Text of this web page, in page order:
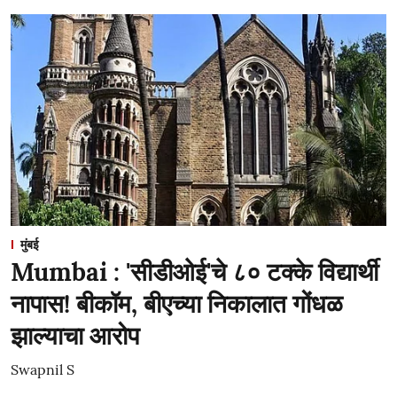
मुंबई
Mumbai : 'सीडीओई'चे ८० टक्के विद्यार्थी
नापास! बीकॉम, बीएच्या निकालात गोंधळ
झाल्याचा आरोप
Swapnil S